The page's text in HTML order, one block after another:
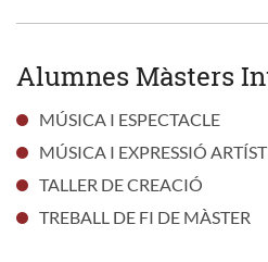
Alumnes Màsters
MÚSICA I ESPECTACLE
MÚSICA I EXPRESSIÓ
TALLER DE CREACIÓ
TREBALL DE FI DE MÀSTER